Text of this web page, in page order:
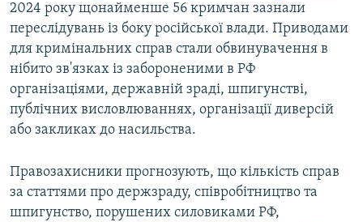
2024 року щонайменше 56 кримчан зазнали
переслідувань із боку російської влади. Приводами
для кримінальних справ стали обвинувачення в
нібито зв'язках із забороненими в РФ
організаціями, державній зраді, шпигунстві,
публічних висловлюваннях, організації диверсій
або закликах до насильства.
Правозахисники прогнозують, що кількість справ
за статтями про держзраду, співробітництво та
шпигунство, порушених силовиками РФ,